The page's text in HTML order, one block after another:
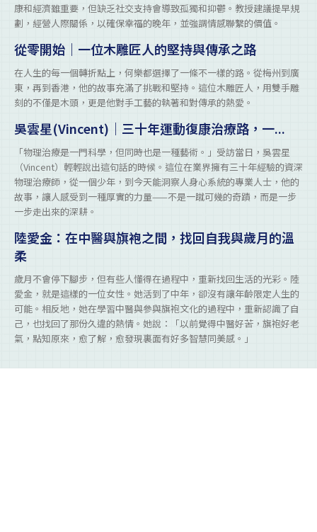
康和經濟雖重要，但缺乏社交支持會導致孤獨和抑鬱。教授建議提早規
劃，經營人際關係，以確保幸福的晚年，並強調情感聯繫的價值。
從零開始｜一位木雕匠人的堅持與傳承之路
在人生的每一個轉折點上，何樂都選擇了一條不一樣的路。從梅州到廣
東，再到香港，他的故事充滿了挑戰和堅持。這位木雕匠人，用雙手雕
刻的不僅是木頭，更是他對手工藝的執著和對傳承的熱愛。
吳雲星(Vincent)｜三十年運動復康治療路，一...
「物理治療是一門科學，但同時也是一種藝術。」受訪當日，吳雲星
（Vincent）輕輕說出這句話的時候。這位在業界擁有三十年經驗的資深
物理治療師，從一個少年，到今天能洞察人身心系統的專業人士，他的
故事，讓人感受到一種厚實的力量——不是一蹴可幾的奇蹟，而是一步
一步走出來的深耕。
陸愛金：在中醫與旗袍之間，找回自我與歲月的溫
柔
歲月不會停下腳步，但有些人懂得在過程中，重新找回生活的光彩。陸
愛金，就是這樣的一位女性。她活到了中年，卻沒有讓年齡限定人生的
可能。相反地，她在學習中醫與參與旗袍文化的過程中，重新認識了自
己，也找回了那份久違的熱情。她說：「以前覺得中醫好苦，旗袍好老
氣，點知原來，愈了解，愈發現裏面有好多智慧同美感。」